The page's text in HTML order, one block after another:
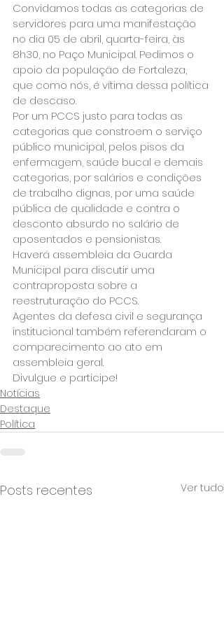
Convidamos todas as categorias de
servidores para uma manifestação
no dia 05 de abril, quarta-feira, às
8h30, no Paço Municipal. Pedimos o
apoio da população de Fortaleza,
que como nós, é vítima dessa política
de descaso.
Por um PCCS justo para todas as
categorias que constroem o serviço
público municipal, pelos pisos da
enfermagem, saúde bucal e demais
categorias, por salários e condições
de trabalho dignas, por uma saúde
pública de qualidade e contra o
desconto absurdo no salário de
aposentados e pensionistas.
Haverá assembleia da Guarda
Municipal para discutir uma
contraproposta sobre a
reestruturação do PCCS.
Agentes da defesa civil e segurança
institucional também referendaram o
comparecimento ao ato em
assembleia geral.
Divulgue e participe!
Notícias
Destaque
Política
Posts recentes Ver tudo